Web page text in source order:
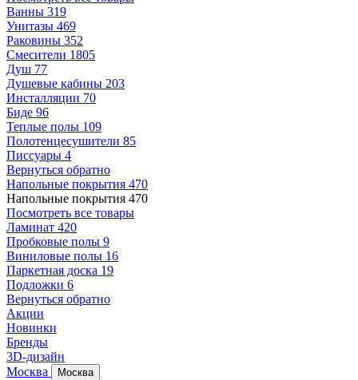
Ванны 319
Унитазы 469
Раковины 352
Смесители 1805
Душ 77
Душевые кабины 203
Инсталляции 70
Биде 96
Теплые полы 109
Полотенцесушители 85
Писсуары 4
Вернуться обратно
Напольные покрытия 470
Напольные покрытия 470
Посмотреть все товары
Ламинат 420
Пробковые полы 9
Виниловые полы 16
Паркетная доска 19
Подложки 6
Вернуться обратно
Акции
Новинки
Бренды
3D-дизайн
Москва
Москва